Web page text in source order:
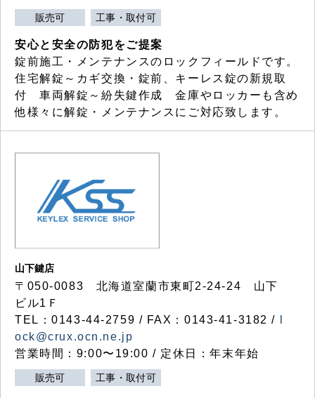
販売可 工事・取付可
安心と安全の防犯をご提案
錠前施工・メンテナンスのロックフィールドです。
住宅解錠～カギ交換・錠前、キーレス錠の新規取
付 車両解錠～紛失鍵作成 金庫やロッカーも含め
他様々に解錠・メンテナンスにご対応致します。
山下鍵店
〒050-0083 北海道室蘭市東町2-24-24 山下
ビル1Ｆ
TEL：0143-44-2759 / FAX：0143-41-3182 /
ock@crux.ocn.ne.jp
営業時間：9:00〜19:00 / 定休日：年末年始
販売可 工事・取付可